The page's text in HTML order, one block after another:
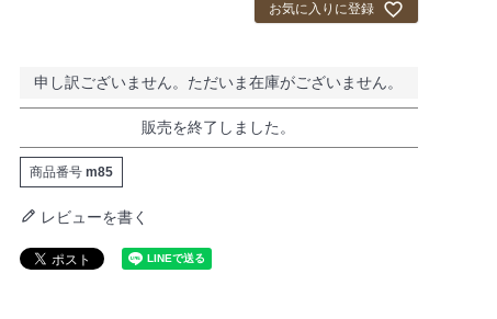
お気に入りに登録
申し訳ございません。ただいま在庫がございません。
販売を終了しました。
商品番号 m85
レビューを書く